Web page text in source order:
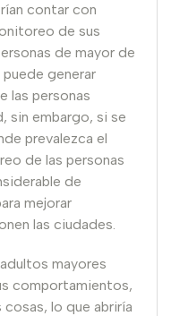
contar con
de sus
de mayor de
generar
las personas
sin embargo, si se
prevalezca el
de las personas
de
mejorar
las ciudades.
mayores
comportamientos,
lo que abriría